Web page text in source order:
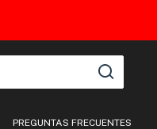
PREGUNTAS FRECUENTES